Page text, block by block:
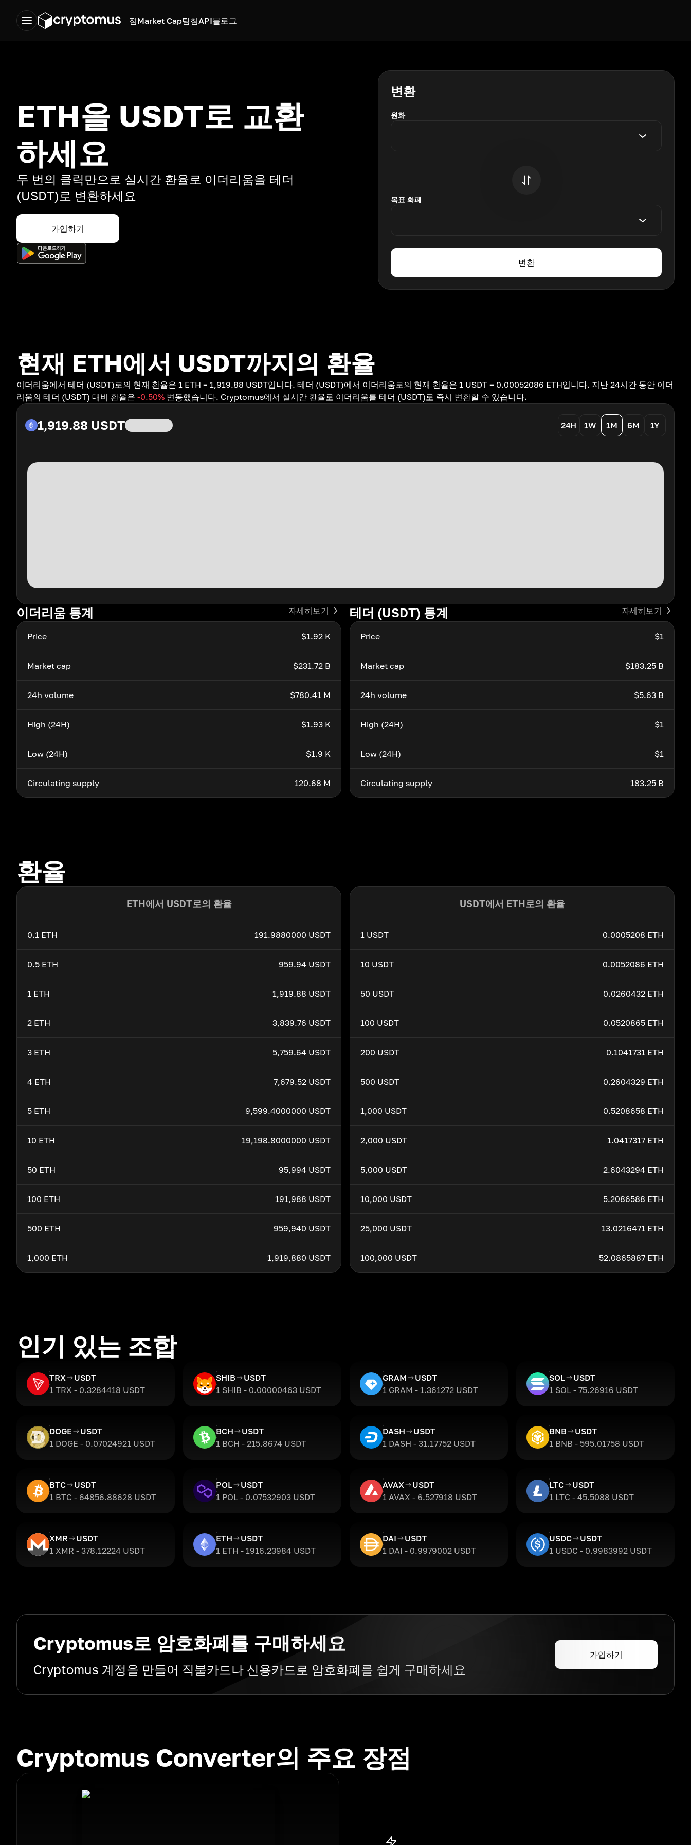
점Market Cap탐침API블로그
ETH을 USDT로 교환
하세요
두 번의 클릭만으로 실시간 환율로 이더리움을 테더
(USDT)로 변환하세요
가입하기
변환
원화
목표 화폐
변환
현재 ETH에서 USDT까지의 환율
이더리움에서 테더 (USDT)로의 현재 환율은 1 ETH = 1,919.88 USDT입니다. 테더 (USDT)에서 이더리움로의 현재 환율은 1 USDT = 0.00052086 ETH입니다. 지난 24시간 동안 이더
리움의 테더 (USDT) 대비 환율은 -0.50% 변동했습니다. Cryptomus에서 실시간 환율로 이더리움를 테더 (USDT)로 즉시 변환할 수 있습니다.
1,919.88 USDT 24H 1W 1M 6M 1Y
이더리움 통계 자세히보기
Price $1.92 K
Market cap $231.72 B
24h volume $780.41 M
High (24H) $1.93 K
Low (24H) $1.9 K
Circulating supply 120.68 M
테더 (USDT) 통계 자세히보기
Price $1
Market cap $183.25 B
24h volume $5.63 B
High (24H) $1
Low (24H) $1
Circulating supply 183.25 B
환율
ETH에서 USDT로의 환율
0.1 ETH 191.9880000 USDT
0.5 ETH 959.94 USDT
1 ETH 1,919.88 USDT
2 ETH 3,839.76 USDT
3 ETH 5,759.64 USDT
4 ETH 7,679.52 USDT
5 ETH 9,599.4000000 USDT
10 ETH 19,198.8000000 USDT
50 ETH 95,994 USDT
100 ETH 191,988 USDT
500 ETH 959,940 USDT
1,000 ETH 1,919,880 USDT
USDT에서 ETH로의 환율
1 USDT 0.0005208 ETH
10 USDT 0.0052086 ETH
50 USDT 0.0260432 ETH
100 USDT 0.0520865 ETH
200 USDT 0.1041731 ETH
500 USDT 0.2604329 ETH
1,000 USDT 0.5208658 ETH
2,000 USDT 1.0417317 ETH
5,000 USDT 2.6043294 ETH
10,000 USDT 5.2086588 ETH
25,000 USDT 13.0216471 ETH
100,000 USDT 52.0865887 ETH
인기 있는 조합
TRX
USDT
1 TRX - 0.3284418 USDT
SHIB
USDT
1 SHIB - 0.00000463 USDT
GRAM
USDT
1 GRAM - 1.361272 USDT
SOL
USDT
1 SOL - 75.26916 USDT
DOGE
USDT
1 DOGE - 0.07024921 USDT
BCH
USDT
1 BCH - 215.8674 USDT
DASH
USDT
1 DASH - 31.17752 USDT
BNB
USDT
1 BNB - 595.01758 USDT
BTC
USDT
1 BTC - 64856.88628 USDT
POL
USDT
1 POL - 0.07532903 USDT
AVAX
USDT
1 AVAX - 6.527918 USDT
LTC
USDT
1 LTC - 45.5088 USDT
XMR
USDT
1 XMR - 378.12224 USDT
ETH
USDT
1 ETH - 1916.23984 USDT
DAI
USDT
1 DAI - 0.9979002 USDT
USDC
USDT
1 USDC - 0.9983992 USDT
Cryptomus로 암호화폐를 구매하세요
Cryptomus 계정을 만들어 직불카드나 신용카드로 암호화폐를 쉽게 구매하세요
가입하기
Cryptomus Converter의 주요 장점